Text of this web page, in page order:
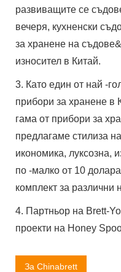
развиващите се
вечеря, кухненски
за хранене на
износител в Китай.
3. Като един от най -
прибори за хранене в
гама от прибори за
предлагаме стилиза
икономика, луксозна,
по -малко от 10
комплект за различни
4. Партньор на Brett-
проекти на Honey
За Chinabrett